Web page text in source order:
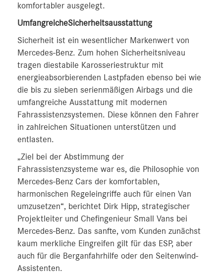
komfortabler ausgelegt.
UmfangreicheSicherheitsausstattung
Sicherheit ist ein wesentlicher Markenwert von
Mercedes-Benz. Zum hohen Sicherheitsniveau
tragen diestabile Karosseriestruktur mit
energieabsorbierenden Lastpfaden ebenso bei wie
die bis zu sieben serienmäßigen Airbags und die
umfangreiche Ausstattung mit modernen
Fahrassistenzsystemen. Diese können den Fahrer
in zahlreichen Situationen unterstützen und
entlasten.
„Ziel bei der Abstimmung der
Fahrassistenzsysteme war es, die Philosophie von
Mercedes-Benz Cars der komfortablen,
harmonischen Regeleingriffe auch für einen Van
umzusetzen“, berichtet Dirk Hipp, strategischer
Projektleiter und Chefingenieur Small Vans bei
Mercedes-Benz. Das sanfte, vom Kunden zunächst
kaum merkliche Eingreifen gilt für das ESP, aber
auch für die Berganfahrhilfe oder den Seitenwind-
Assistenten.